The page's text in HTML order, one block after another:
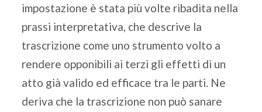
impostazione è stata più volte ribadita nella
prassi interpretativa, che descrive la
trascrizione come uno strumento volto a
rendere opponibili ai terzi gli effetti di un
atto già valido ed efficace tra le parti. Ne
deriva che la trascrizione non può sanare